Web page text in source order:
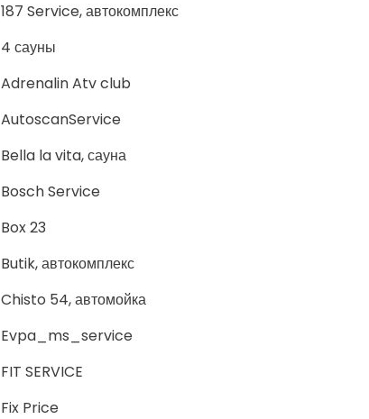
187 Service, автокомплекс
4 сауны
Adrenalin Atv club
AutoscanService
Bella la vita, сауна
Bosch Service
Box 23
Butik, автокомплекс
Chisto 54, автомойка
Evpa_ms_service
FIT SERVICE
Fix Price